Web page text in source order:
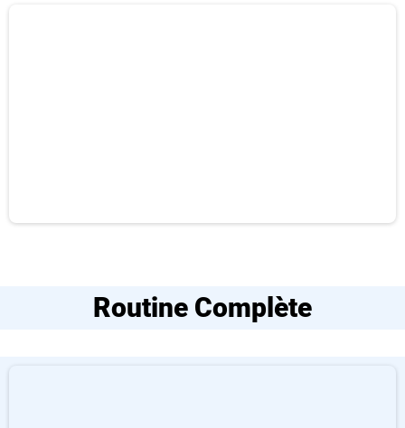
Routine Complète